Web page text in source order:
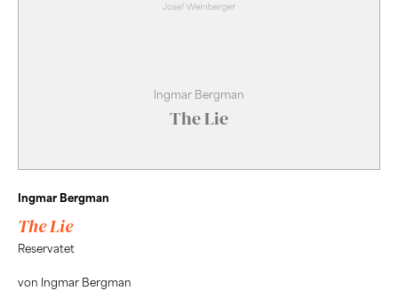
Ingmar Bergman
The Lie
Ingmar Bergman
The Lie
Reservatet
von Ingmar Bergman